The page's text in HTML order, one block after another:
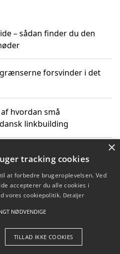
– sådan finder du den
forsvinder i det
hvordan små
linkbuilding
ekspert og vælg den
din løsning
- Pilanto Aps
×
tracking cookies
at forbedre brugeroplevelsen. Ved
accepterer du alle cookies i
vores cookiepolitik. Detaljer
NØDVENDIGE
TILLAD IKKE COOKIES